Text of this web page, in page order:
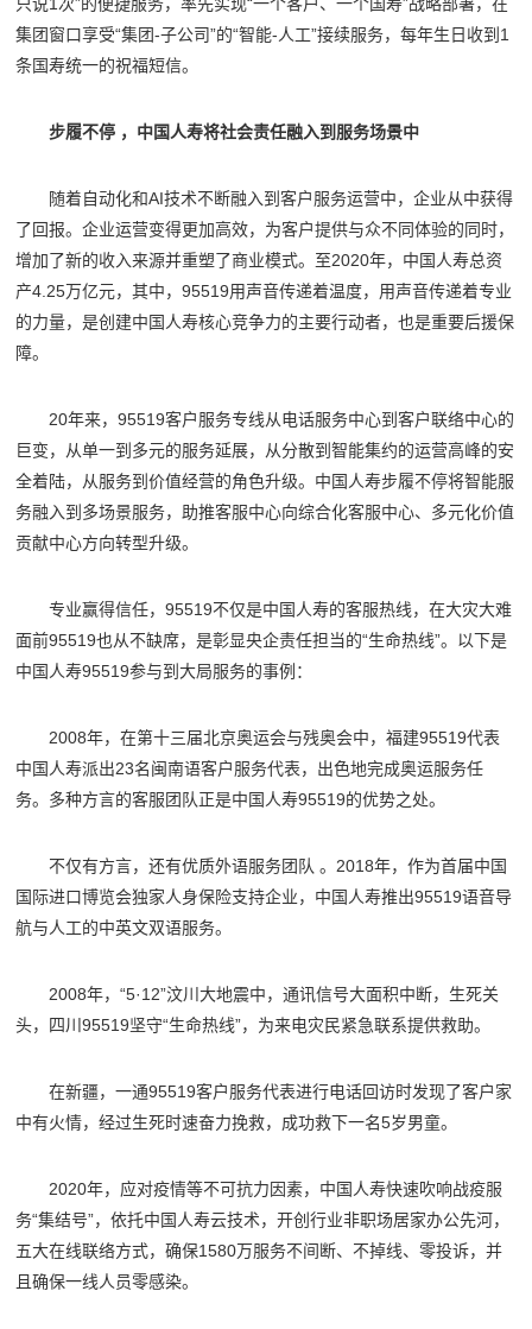
只说1次”的便捷服务，率先实现“一个客户、一个国寿”战略部署，在
集团窗口享受“集团-子公司”的“智能-人工”接续服务，每年生日收到1
条国寿统一的祝福短信。
步履不停 ，中国人寿将社会责任融入到服务场景中
随着自动化和AI技术不断融入到客户服务运营中，企业从中获得
了回报。企业运营变得更加高效，为客户提供与众不同体验的同时，
增加了新的收入来源并重塑了商业模式。至2020年，中国人寿总资
产4.25万亿元，其中，95519用声音传递着温度，用声音传递着专业
的力量，是创建中国人寿核心竞争力的主要行动者，也是重要后援保
障。
20年来，95519客户服务专线从电话服务中心到客户联络中心的
巨变，从单一到多元的服务延展，从分散到智能集约的运营高峰的安
全着陆，从服务到价值经营的角色升级。中国人寿步履不停将智能服
务融入到多场景服务，助推客服中心向综合化客服中心、多元化价值
贡献中心方向转型升级。
专业赢得信任，95519不仅是中国人寿的客服热线，在大灾大难
面前95519也从不缺席，是彰显央企责任担当的“生命热线”。以下是
中国人寿95519参与到大局服务的事例：
2008年，在第十三届北京奥运会与残奥会中，福建95519代表
中国人寿派出23名闽南语客户服务代表，出色地完成奥运服务任
务。多种方言的客服团队正是中国人寿95519的优势之处。
不仅有方言，还有优质外语服务团队 。2018年，作为首届中国
国际进口博览会独家人身保险支持企业，中国人寿推出95519语音导
航与人工的中英文双语服务。
2008年，“5·12”汶川大地震中，通讯信号大面积中断，生死关
头，四川95519坚守“生命热线”，为来电灾民紧急联系提供救助。
在新疆，一通95519客户服务代表进行电话回访时发现了客户家
中有火情，经过生死时速奋力挽救，成功救下一名5岁男童。
2020年，应对疫情等不可抗力因素，中国人寿快速吹响战疫服
务“集结号”，依托中国人寿云技术，开创行业非职场居家办公先河，
五大在线联络方式，确保1580万服务不间断、不掉线、零投诉，并
且确保一线人员零感染。